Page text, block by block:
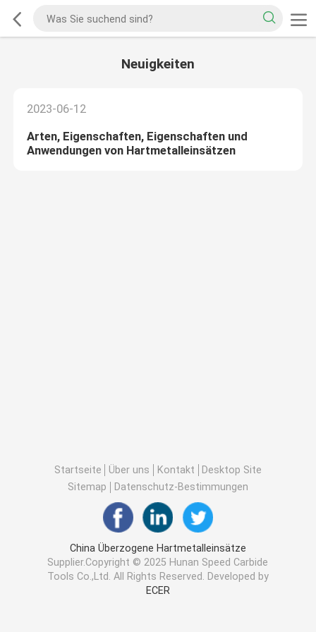
Neuigkeiten
2023-06-12
Arten, Eigenschaften, Eigenschaften und
Anwendungen von Hartmetalleinsätzen
Startseite Über uns Kontakt
Desktop Site
Sitemap
Datenschutz-Bestimmungen
China Überzogene Hartmetalleinsätze
Supplier.Copyright © 2025 Hunan Speed Carbide
Tools Co.,Ltd. All Rights Reserved. Developed by
ECER